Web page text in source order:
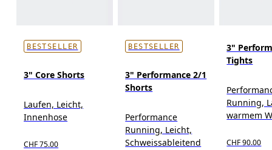
BESTSELLER
3" Core Shorts
Laufen, Leicht,
Innenhose
CHF 75.00
BESTSELLER
3" Performance 2/1
Shorts
Performance
Running, Leicht,
Schweissableitend
3"
Tights
Running,
warmem
CHF 90.00